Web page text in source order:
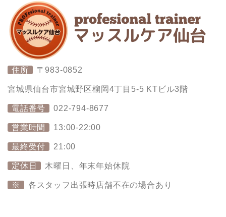
住所 〒983-0852
宮城県仙台市宮城野区榴岡4丁目5-5 KTビル3階
電話番号 022-794-8677
営業時間 13:00-22:00
最終受付 21:00
定休日 木曜日、年末年始休院
※ 各スタッフ出張時店舗不在の場合あり